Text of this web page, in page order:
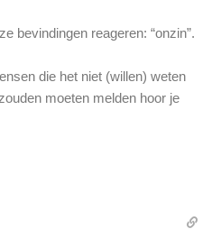
bevindingen reageren: “onzin”.
die het niet (willen) weten
moeten melden hoor je